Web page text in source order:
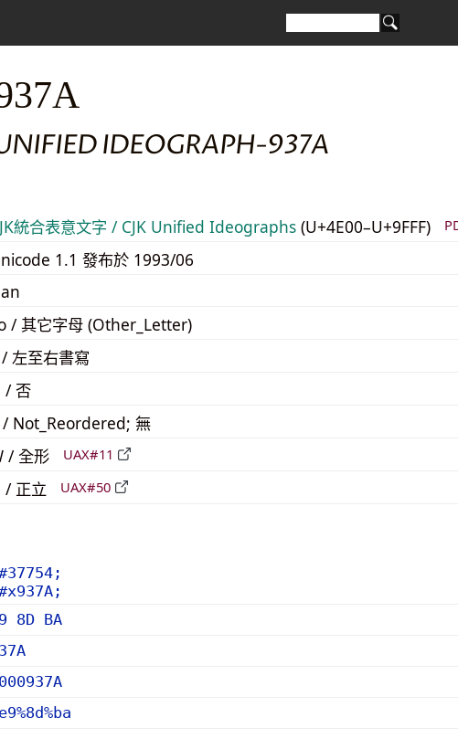
IDEOGRAPH-937A
統合表意文字 / CJK Unified Ideographs (U+4E00–U+9FFF)
1.1 發布於 1993/06
/ 其它字母 (Other_Letter)
左至右書寫
/ 否
Not_Reordered; 無
/ 全形 UAX#11
/ 正立 UAX#50
8D BA